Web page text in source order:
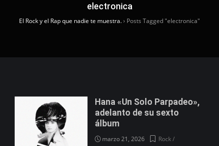
electronica
El Rock y el Rap que nadie te muestra.› Posts Tagged "electronica"
Hana «Un Solo Parpadeo»,
adelanto de su sexto
álbum
marzo 21, 2026
Rock /